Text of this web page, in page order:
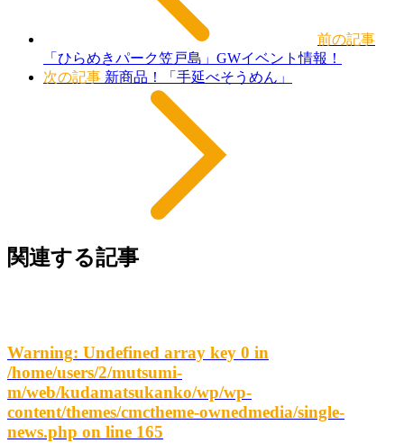
前の記事
「ひらめきパーク笠戸島」GWイベント情報！
次の記事 新商品！「手延べそうめん」
関連する記事
Warning: Undefined array key 0 in
/home/users/2/mutsumi-
m/web/kudamatsukanko/wp/wp-
content/themes/cmctheme-ownedmedia/single-
news.php on line 165